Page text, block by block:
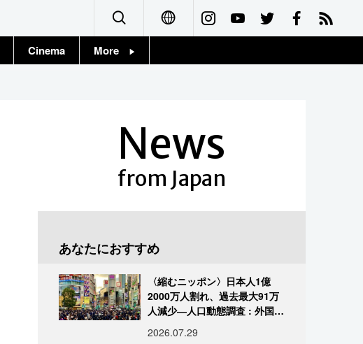
Français
Cinema More
News
from Japan
あなたにおすすめ
〈縮むニッポン〉日本人1億
2000万人割れ、過去最大91万
人減少―人口動態調査 : 外国人
2026.07.29